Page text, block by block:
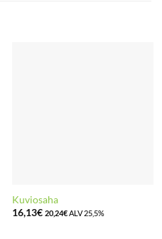
Kuviosaha
16,13€ 20,24€ALV 25,5%